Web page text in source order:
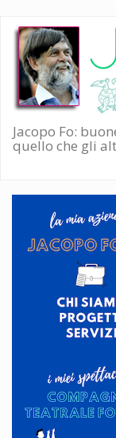
Salta
contenuto
principale
Jacopo Fo:
quello che gli